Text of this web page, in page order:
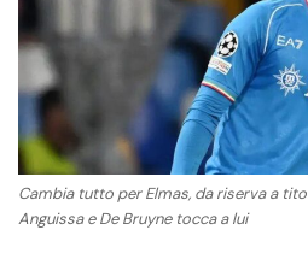
Cambia tutto per Elmas, da riserva a
Anguissa e De Bruyne tocca a lui